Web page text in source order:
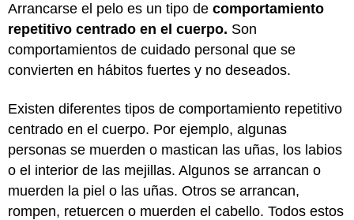
Arrancarse el pelo es un tipo de comportamiento
repetitivo centrado en el cuerpo. Son
comportamientos de cuidado personal que se
convierten en hábitos fuertes y no deseados.
Existen diferentes tipos de comportamiento repetitivo
centrado en el cuerpo. Por ejemplo, algunas
personas se muerden o mastican las uñas, los labios
o el interior de las mejillas. Algunos se arrancan o
muerden la piel o las uñas. Otros se arrancan,
rompen, retuercen o muerden el cabello. Todos estos